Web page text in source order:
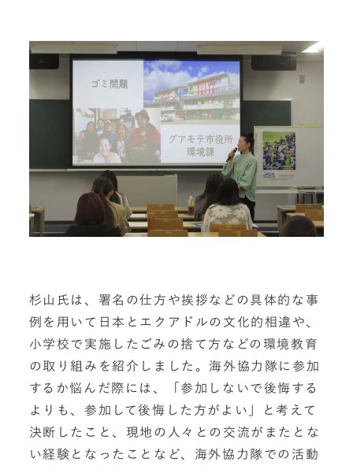
杉山氏は、署名の仕方や挨拶などの具体的な事
例を用いて日本とエクアドルの文化的相違や、
小学校で実施したごみの捨て方などの環境教育
の取り組みを紹介しました。海外協力隊に参加
するか悩んだ際には、「参加しないで後悔する
よりも、参加して後悔した方がよい」と考えて
決断したこと、現地の人々との交流がまたとな
い経験となったことなど、海外協力隊での活動